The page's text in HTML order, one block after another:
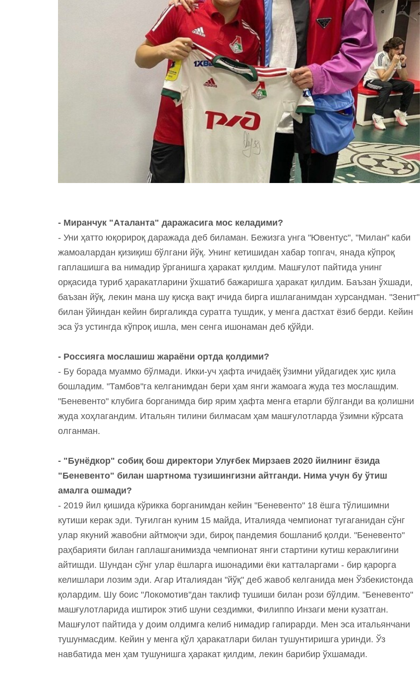
- Миранчук "Аталанта" даражасига мос келадими?
- Уни ҳатто юқорироқ даражада деб биламан. Бежизга унга "Ювентус", "Милан" каби
жамоалардан қизиқиш бўлгани йўқ. Унинг кетишидан хабар топгач, янада кўпроқ
гаплашишга ва нимадир ўрганишга ҳаракат қилдим. Машғулот пайтида унинг
орқасида туриб ҳаракатларини ўхшатиб бажаришга ҳаракат қилдим. Баъзан ўхшади,
баъзан йўқ, лекин мана шу қисқа вақт ичида бирга ишлаганимдан хурсандман. "Зенит"
билан ўйиндан кейин биргаликда суратга тушдик, у менга дастхат ёзиб берди. Кейин
эса ўз устингда кўпроқ ишла, мен сенга ишонаман деб қўйди.
- Россияга мослашиш жараёни ортда қолдими?
- Бу борада муаммо бўлмади. Икки-уч ҳафта ичидаёқ ўзимни уйдагидек ҳис қила
бошладим. "Тамбов"га келганимдан бери ҳам янги жамоага жуда тез мослашдим.
"Беневенто" клубига борганимда бир ярим ҳафта менга етарли бўлганди ва қолишни
жуда хоҳлагандим. Итальян тилини билмасам ҳам машғулотларда ўзимни кўрсата
олганман.
- "Бунёдкор" собиқ бош директори Улуғбек Мирзаев 2020 йилнинг ёзида
"Беневенто" билан шартнома тузишингизни айтганди. Нима учун бу ўтиш
амалга ошмади?
- 2019 йил қишида кўрикка борганимдан кейин "Беневенто" 18 ёшга тўлишимни
кутиши керак эди. Туғилган куним 15 майда, Италияда чемпионат тугаганидан сўнг
улар якуний жавобни айтмоқчи эди, бироқ пандемия бошланиб қолди. "Беневенто"
раҳбарияти билан гаплашганимизда чемпионат янги стартини кутиш кераклигини
айтишди. Шундан сўнг улар ёшларга ишонадими ёки катталаргами - бир қарорга
келишлари лозим эди. Агар Италиядан "йўқ" деб жавоб келганида мен Ўзбекистонда
қолардим. Шу боис "Локомотив"дан таклиф тушиши билан рози бўлдим. "Беневенто"
машғулотларида иштирок этиб шуни сездимки, Филиппо Инзаги мени кузатган.
Машғулот пайтида у доим олдимга келиб нимадир гапирарди. Мен эса итальянчани
тушунмасдим. Кейин у менга қўл ҳаракатлари билан тушунтиришга уринди. Ўз
навбатида мен ҳам тушунишга ҳаракат қилдим, лекин барибир ўхшамади.